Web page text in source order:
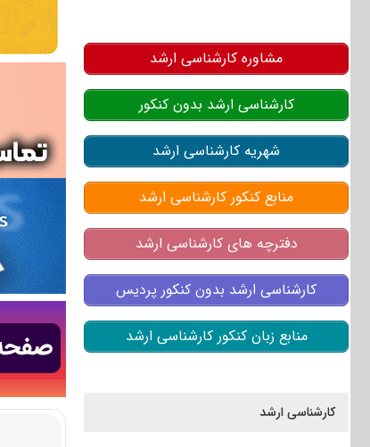
مشاوره کارشناسی ارشد
کارشناسی ارشد بدون کنکور
شهریه کارشناسی ارشد
منابع کنکور کارشناسی ارشد
دفترچه های کارشناسی ارشد
کارشناسی ارشد بدون کنکور پردیس
منابع زبان کنکور کارشناسی ارشد
کارشناسی ارشد